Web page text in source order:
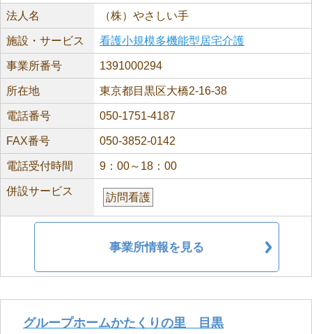
法人名 （株）やさしい手
施設・サービス 看護小規模多機能型居宅介護
事業所番号 1391000294
所在地 東京都目黒区大橋2-16-38
電話番号 050-1751-4187
FAX番号 050-3852-0142
電話受付時間 9：00～18：00
併設サービス
訪問看護
事業所情報を見る
グループホームかたくりの里 目黒